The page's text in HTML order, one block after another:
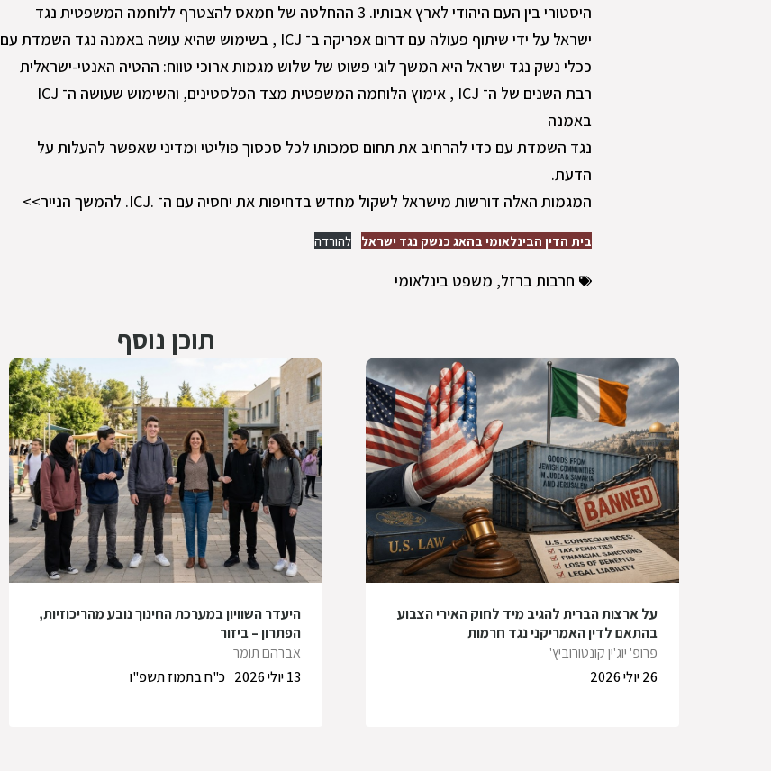
היסטורי בין העם היהודי לארץ אבותיו. 3 ההחלטה של חמאס להצטרף ללוחמה המשפטית נגד
ישראל על ידי שיתוף פעולה עם דרום אפריקה ב־ ICJ , בשימוש שהיא עושה באמנה נגד השמדת עם
ככלי נשק נגד ישראל היא המשך לוגי פשוט של שלוש מגמות ארוכי טווח: ההטיה האנטי-ישראלית
רבת השנים של ה־ ICJ , אימוץ הלוחמה המשפטית מצד הפלסטינים, והשימוש שעושה ה־ ICJ
באמנה
נגד השמדת עם כדי להרחיב את תחום סמכותו לכל סכסוך פוליטי ומדיני שאפשר להעלות על
הדעת.
המגמות האלה דורשות מישראל לשקול מחדש בדחיפות את יחסיה עם ה־ .ICJ. להמשך הנייר>>
בית הדין הבינלאומי בהאג כנשק נגד ישראל להורדה
חרבות ברזל, משפט בינלאומי
תוכן נוסף
על ארצות הברית להגיב מיד לחוק האירי הצבוע
בהתאם לדין האמריקני נגד חרמות
פרופ' יוג'ין קונטורוביץ'
26 יולי 2026
היעדר השוויון במערכת החינוך נובע מהריכוזיות,
הפתרון – ביזור
אברהם תומר
כ"ח בתמוז תשפ"ו
13 יולי 2026